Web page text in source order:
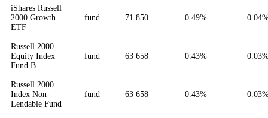
iShares Russell
2000 Growth
ETF
fund 71 850 0.49%
Russell 2000
Equity Index
Fund B
fund 63 658 0.43%
Russell 2000
Index Non-
Lendable Fund
fund 63 658 0.43%